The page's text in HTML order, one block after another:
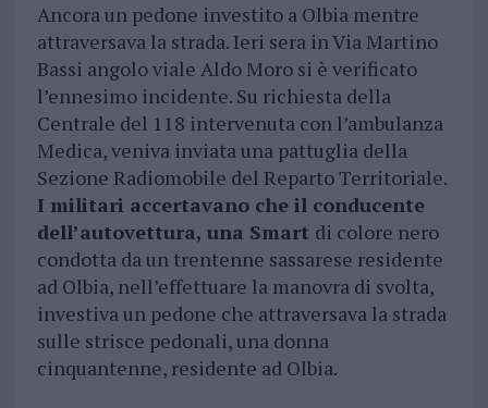
Ancora un pedone investito a Olbia mentre
attraversava la strada. Ieri sera in Via Martino
Bassi angolo viale Aldo Moro si è verificato
l’ennesimo incidente. Su richiesta della
Centrale del 118 intervenuta con l’ambulanza
Medica, veniva inviata una pattuglia della
Sezione Radiomobile del Reparto Territoriale.
I militari accertavano che il conducente
dell’autovettura, una Smart di colore nero
condotta da un trentenne sassarese residente
ad Olbia, nell’effettuare la manovra di svolta,
investiva un pedone che attraversava la strada
sulle strisce pedonali, una donna
cinquantenne, residente ad Olbia.